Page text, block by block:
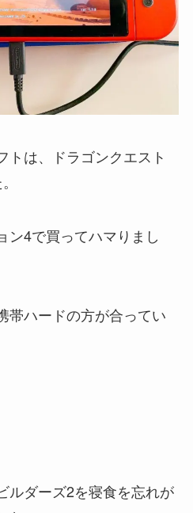
トは、ドラゴンクエスト
ン4で買ってハマりまし
帯ハードの方が合ってい
ルダーズ2を寝食を忘れが